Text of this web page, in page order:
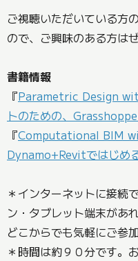
ご視聴いただいている方
ので、ご興味のある方は
書籍情報
『Parametric Design
トのための、
『Computational BIM
Dynamo+Revitではじめ
＊インターネットに接続
ン・タブレット端末があ
どこからでも気軽にご参
＊時間は約９０分です。